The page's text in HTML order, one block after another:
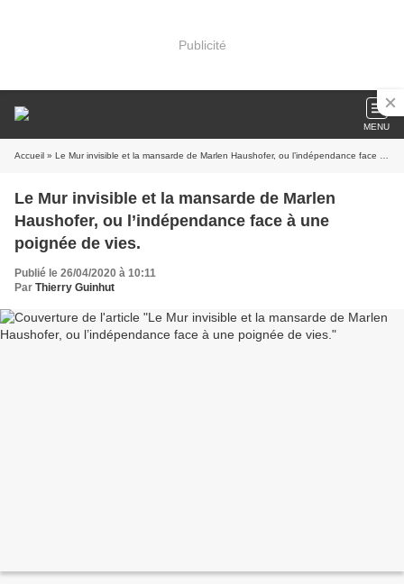
Publicité
MENU
Accueil » Le Mur invisible et la mansarde de Marlen Haushofer, ou l’indépendance face à une poignée de vies.
Le Mur invisible et la mansarde de Marlen
Haushofer, ou l’indépendance face à une
poignée de vies.
Publié le 26/04/2020 à 10:11
Par Thierry Guinhut